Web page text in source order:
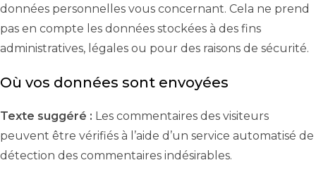
données personnelles vous concernant. Cela ne prend
pas en compte les données stockées à des fins
administratives, légales ou pour des raisons de sécurité.
Où vos données sont envoyées
Texte suggéré : Les commentaires des visiteurs
peuvent être vérifiés à l’aide d’un service automatisé de
détection des commentaires indésirables.